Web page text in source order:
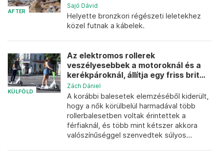
AFTER
Sajó Dávid
Helyette bronzkori régészeti leletekhez
közel futnak a kábelek.
KÜLFÖLD
Az elektromos rollerek
veszélyesebbek a motoroknál és a
kerékpároknál, állítja egy friss brit...
Zách Dániel
A korábbi balesetek elemzéséből kiderült,
hogy a nők körülbelül harmadával több
rollerbalesetben voltak érintettek a
férfiaknál, és több mint kétszer akkora
valószínűséggel szenvedtek súlyos...